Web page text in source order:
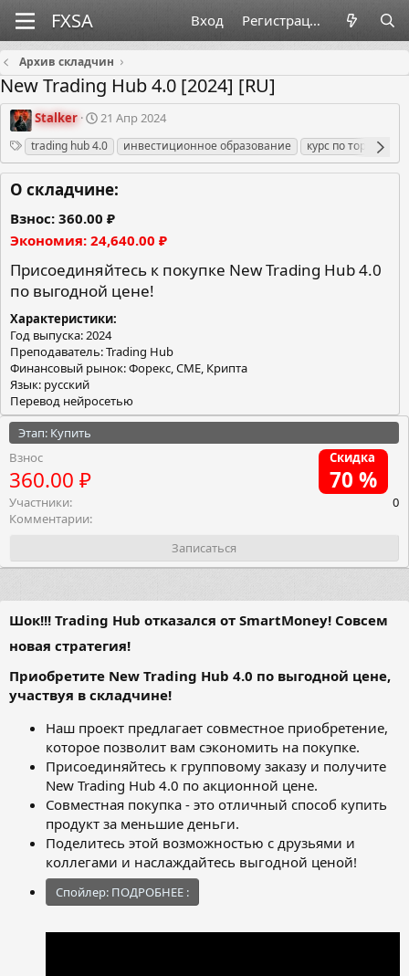
Вход Регистрация
Архив складчин
New Trading Hub 4.0 [2024] [RU]
О
г
а
н
и
з
т
о
Stalker
Д
т
а
с
о
з
а
н
и
я
21 Апр 2024
Теги
trading hub 4.0 инвестиционное образование курс по торговле
О складчине:
Взнос 360.00 ₽
Экономия 24,640.00 ₽
Присоединяйтесь к покупке New Trading Hub 4.0
по выгодной цене!
Характеристики
Год выпуска: 2024
Преподаватель: Trading Hub
Финансовый рынок: Форекс, СМЕ, Крипта
Язык: русский
Перевод нейросетью
Этап: Купить
Взнос
360.00 ₽
Скидка
70 %
Участники
0
Комментарии
Записаться
Шок!!! Trading Hub отказался от SmartMoney! Совсем
новая стратегия!
Приобретите New Trading Hub 4.0 по выгодной цене,
участвуя в складчине!
Наш проект предлагает совместное приобретение,
которое позволит вам сэкономить на покупке.
Присоединяйтесь к групповому заказу и получите
New Trading Hub 4.0 по акционной цене.
Совместная покупка - это отличный способ купить
продукт за меньшие деньги.
Поделитесь этой возможностью с друзьями и
коллегами и наслаждайтесь выгодной ценой!
Спойлер: ПОДРОБНЕЕ :